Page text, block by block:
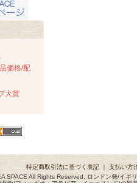
価格/配
大賞
特定商取引法に基づく表記 ｜ 支払い方
SPACE All Rights Reserved. ロンドン発/イギ